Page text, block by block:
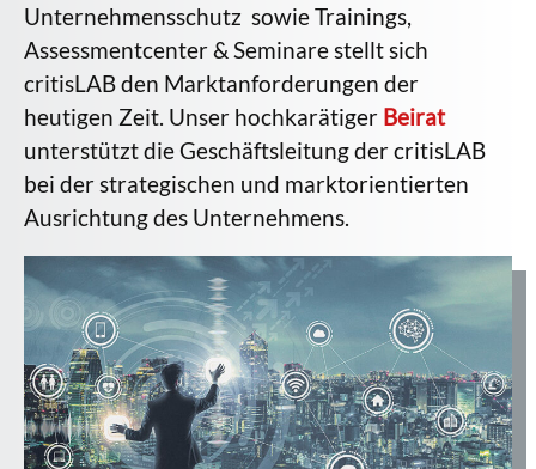
Unternehmensschutz sowie Trainings,
Assessmentcenter & Seminare stellt sich
critisLAB den Marktanforderungen der
heutigen Zeit. Unser hochkarätiger Beirat
unterstützt die Geschäftsleitung der critisLAB
bei der strategischen und marktorientierten
Ausrichtung des Unternehmens.